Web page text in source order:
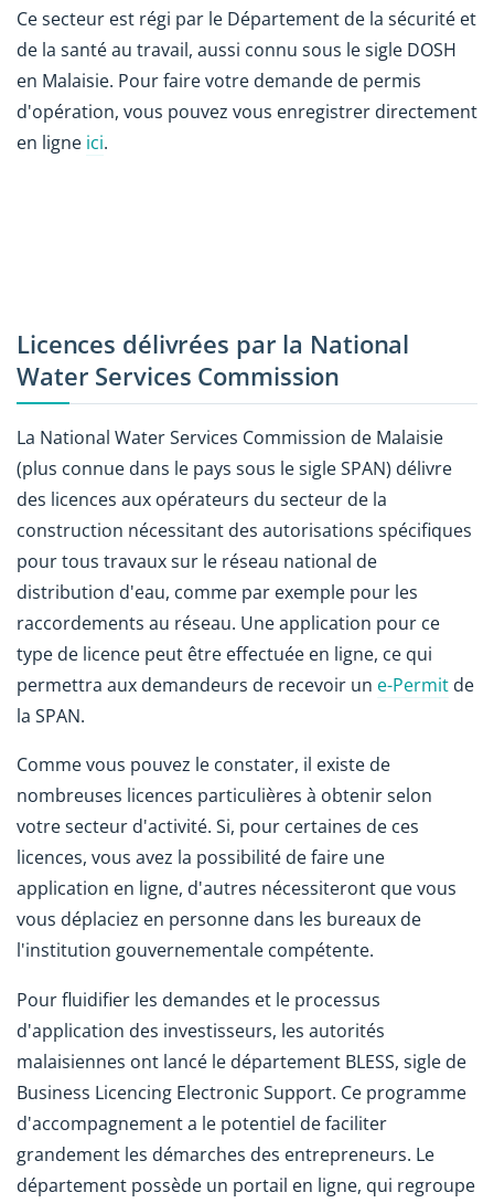
Ce secteur est régi par le Département de la sécurité et
de la santé au travail, aussi connu sous le sigle DOSH
en Malaisie. Pour faire votre demande de permis
d'opération, vous pouvez vous enregistrer directement
en ligne ici.
Licences délivrées par la National
Water Services Commission
La National Water Services Commission de Malaisie
(plus connue dans le pays sous le sigle SPAN) délivre
des licences aux opérateurs du secteur de la
construction nécessitant des autorisations spécifiques
pour tous travaux sur le réseau national de
distribution d'eau, comme par exemple pour les
raccordements au réseau. Une application pour ce
type de licence peut être effectuée en ligne, ce qui
permettra aux demandeurs de recevoir un e-Permit de
la SPAN.
Comme vous pouvez le constater, il existe de
nombreuses licences particulières à obtenir selon
votre secteur d'activité. Si, pour certaines de ces
licences, vous avez la possibilité de faire une
application en ligne, d'autres nécessiteront que vous
vous déplaciez en personne dans les bureaux de
l'institution gouvernementale compétente.
Pour fluidifier les demandes et le processus
d'application des investisseurs, les autorités
malaisiennes ont lancé le département BLESS, sigle de
Business Licencing Electronic Support. Ce programme
d'accompagnement a le potentiel de faciliter
grandement les démarches des entrepreneurs. Le
département possède un portail en ligne, qui regroupe